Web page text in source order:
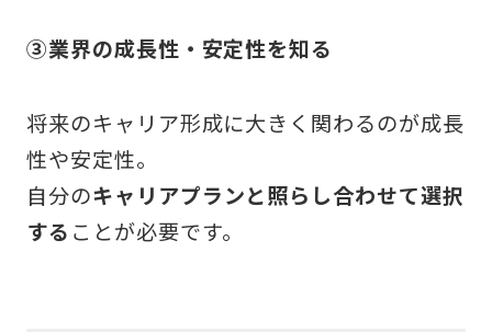
③業界の成長性・安定性を知る
将来のキャリア形成に大きく関わるのが成長
性や安定性。
自分のキャリアプランと照らし合わせて選択
する ことが必要です。